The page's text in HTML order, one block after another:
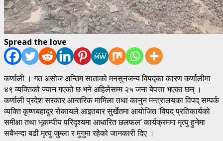
Spread the love
कर्णाली । गत असोज अन्तिम साताको मनसुनजन्य विपद्का कारण कर्णालीमा
४९ व्यक्तिको ज्यान गएको छ भने अहिलेसम्म २५ जना बेपत्ता भएका छन् ।
कर्णाली प्रदेश सरकार आन्तरिक मामिला तथा कानुन मन्त्रालयका विपद् सम्पर्क
व्यक्ति कृष्णबहादुर रोकायले आइतबार सुर्खेतमा आयोजित ‘विपद् प्रतिकार्यको
समीक्षा तथा भूकम्पीय परिदृश्यमा आधारित छलफल’ कार्यक्रममा मृत्यु हुनेमा
सबैभन्दा बढी मृत्यु जुम्ला र मुगुमा रहेको जानकारी दिए ।